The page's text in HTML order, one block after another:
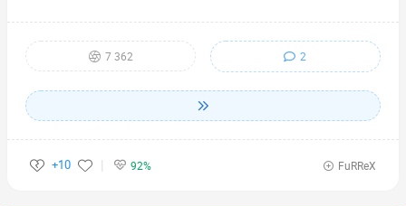
7 362 2
+10 92% FuRReX